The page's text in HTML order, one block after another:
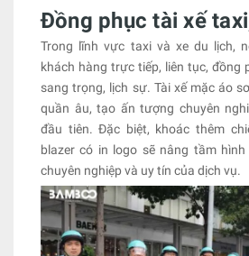
Đồng phục tài xế
Trong lĩnh vực taxi và xe du lịch,
khách hàng trực tiếp, liên tục, đồng
sang trọng, lịch sự. Tài xế mặc áo
quần âu, tạo ấn tượng chuyên
đầu tiên. Đặc biệt, khoác thêm
blazer có in logo sẽ nâng tầm
chuyên nghiệp và uy tín của dịch vụ.